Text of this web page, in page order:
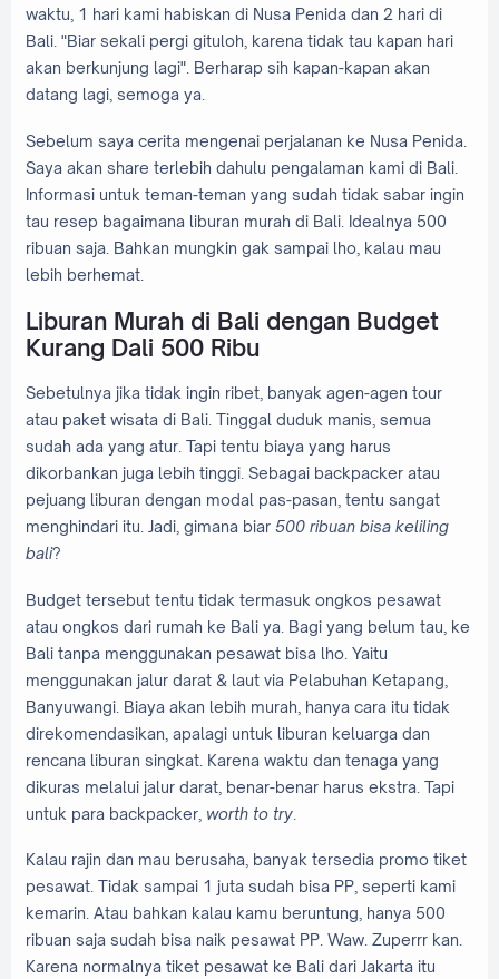
waktu, 1 hari kami habiskan di Nusa Penida dan 2 hari di
Bali. "Biar sekali pergi gituloh, karena tidak tau kapan hari
akan berkunjung lagi". Berharap sih kapan-kapan akan
datang lagi, semoga ya.
Sebelum saya cerita mengenai perjalanan ke Nusa Penida.
Saya akan share terlebih dahulu pengalaman kami di Bali.
Informasi untuk teman-teman yang sudah tidak sabar ingin
tau resep bagaimana liburan murah di Bali. Idealnya 500
ribuan saja. Bahkan mungkin gak sampai lho, kalau mau
lebih berhemat.
Liburan Murah di Bali dengan Budget
Kurang Dali 500 Ribu
Sebetulnya jika tidak ingin ribet, banyak agen-agen tour
atau paket wisata di Bali. Tinggal duduk manis, semua
sudah ada yang atur. Tapi tentu biaya yang harus
dikorbankan juga lebih tinggi. Sebagai backpacker atau
pejuang liburan dengan modal pas-pasan, tentu sangat
menghindari itu. Jadi, gimana biar 500 ribuan bisa keliling
bali?
Budget tersebut tentu tidak termasuk ongkos pesawat
atau ongkos dari rumah ke Bali ya. Bagi yang belum tau, ke
Bali tanpa menggunakan pesawat bisa lho. Yaitu
menggunakan jalur darat & laut via Pelabuhan Ketapang,
Banyuwangi. Biaya akan lebih murah, hanya cara itu tidak
direkomendasikan, apalagi untuk liburan keluarga dan
rencana liburan singkat. Karena waktu dan tenaga yang
dikuras melalui jalur darat, benar-benar harus ekstra. Tapi
untuk para backpacker, worth to try
Kalau rajin dan mau berusaha, banyak tersedia promo tiket
pesawat. Tidak sampai 1 juta sudah bisa PP, seperti kami
kemarin. Atau bahkan kalau kamu beruntung, hanya 500
ribuan saja sudah bisa naik pesawat PP. Waw. Zuperrr kan.
Karena normalnya tiket pesawat ke Bali dari Jakarta itu